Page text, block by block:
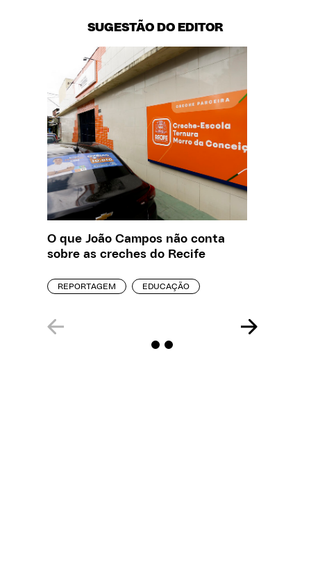
SUGESTÃO DO EDITOR
O que João Campos não conta
sobre as creches do Recife
REPORTAGEM EDUCAÇÃO